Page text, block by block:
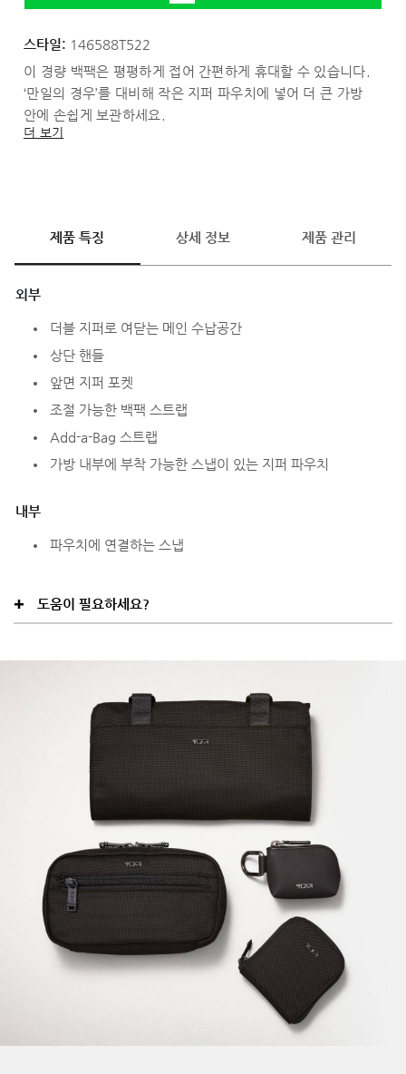
스타일: 146588T522
이 경량 백팩은 평평하게 접어 간편하게 휴대할 수 있습니다.
‘만일의 경우’를 대비해 작은 지퍼 파우치에 넣어 더 큰 가방
안에 손쉽게 보관하세요.
더 보기
제품 특징 상세 정보 제품 관리
외부
더블 지퍼로 여닫는 메인 수납공간
상단 핸들
앞면 지퍼 포켓
조절 가능한 백팩 스트랩
Add-a-Bag 스트랩
가방 내부에 부착 가능한 스냅이 있는 지퍼 파우치
내부
파우치에 연결하는 스냅
도움이 필요하세요?